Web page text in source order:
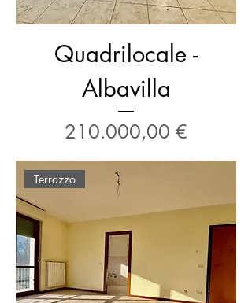
Quadrilocale -
Albavilla
Prezzo
210.000,00 €
Terrazzo